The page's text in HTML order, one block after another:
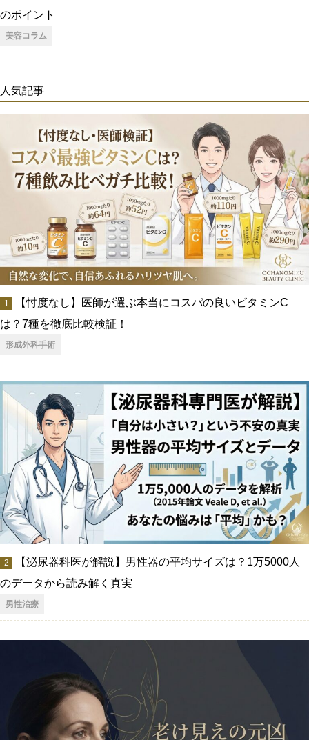
のポイント
美容コラム
人気記事
【忖度なし】医師が選ぶ本当にコスパの良いビタミンC
は？7種を徹底比較検証！
形成外科手術
【泌尿器科医が解説】男性器の平均サイズは？1万5000人
のデータから読み解く真実
男性治療